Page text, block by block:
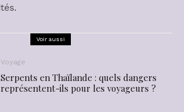
Voir aussi
Voyage
Serpents en Thaïlande : quels dangers
représentent-ils pour les voyageurs ?